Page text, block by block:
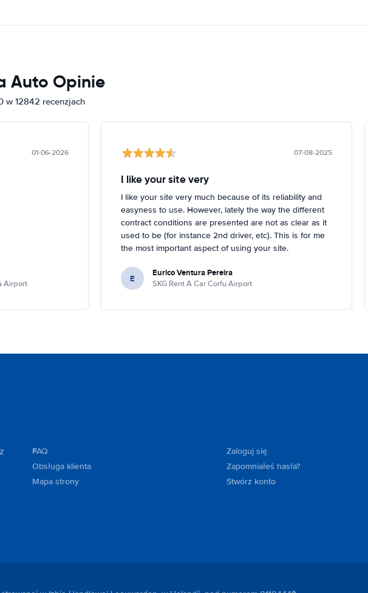
Auto Opinie
w 12842 recenzjach
01-06-2026
Airport
07-08-2025
I like your site very
I like your site very much because of its reliability and
easyness to use. However, lately the way the different
contract conditions are presented are not as clear as it
used to be (for instance 2nd driver, etc). This is for me
the most important aspect of using your site.
E Eurico Ventura Pereira
SKG Rent A Car Corfu Airport
FAQ
Obsługa klienta
Mapa strony
Zaloguj się
Zapomniałeś hasła?
Stwórz konto